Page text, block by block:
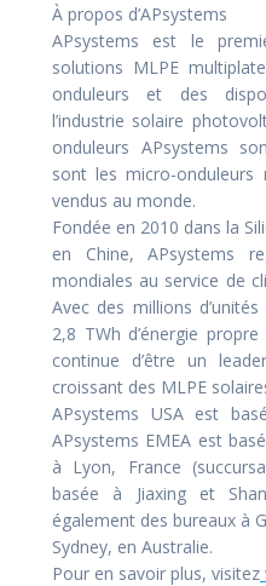
À propos d’APsystems
APsystems est le
solutions MLPE
onduleurs et des
l’industrie solaire
onduleurs APsystems
sont les micro-onduleurs
vendus au monde.
Fondée en 2010 dans la
en Chine, APsystems
mondiales au service de
Avec des millions
2,8 TWh d’énergie
continue d’être un
croissant des MLPE
APsystems USA est
APsystems EMEA est
à Lyon, France
basée à Jiaxing et
également des bureaux à
Sydney, en Australie.
Pour en savoir plus, visitez